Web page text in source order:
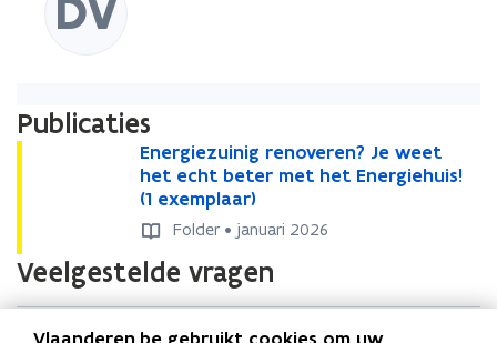
DV
Publicaties
i
z
u
Energiezuinig renoveren? Je weet
het echt beter met het Energiehuis!
(1 exemplaar)
E
n
e
r
g
i
z
u
Folder • januari 2026
Veelgestelde vragen